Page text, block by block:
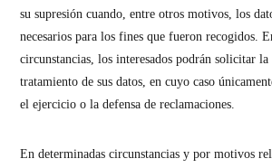
susupresión cuando, entre otros motivos, los
necesarios para los fines que fueron recogidos.
circunstancias, los interesados podrán solicitar la
tratamiento de sus datos, en cuyo caso
el ejercicio o la defensa de reclamaciones.
En determinadas circunstancias y por motivos